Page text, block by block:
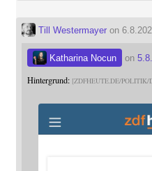
Till Westermayeron
Katharina Nocun on
Hintergrund: ZDFHEUTE.DE/POLITIK/